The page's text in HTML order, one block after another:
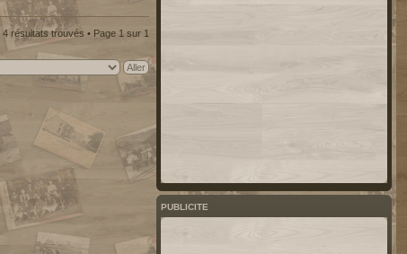
4 résultats trouvés • Page 1 sur 1
PUBLICITE